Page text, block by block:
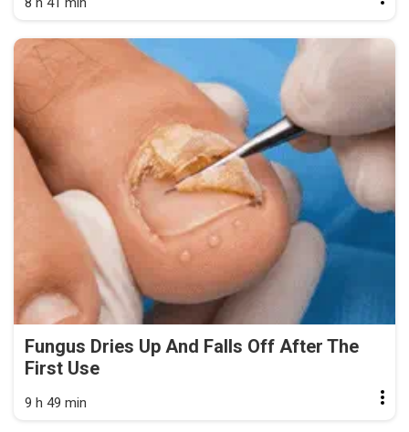
Fungus Dries Up And Falls Off After The
First Use
9 h 49 min